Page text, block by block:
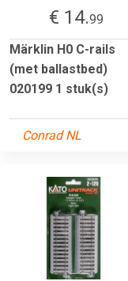
€ 14.99
Märklin H0 C-rails
(met ballastbed)
020199 1 stuk(s)
Conrad NL